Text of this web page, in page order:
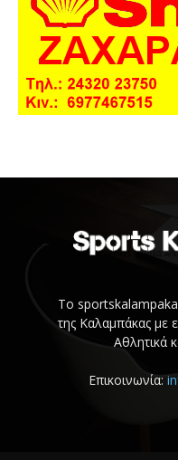
Το
της Καλαμπάκας
Αθλητικά
Επικοινωνία: